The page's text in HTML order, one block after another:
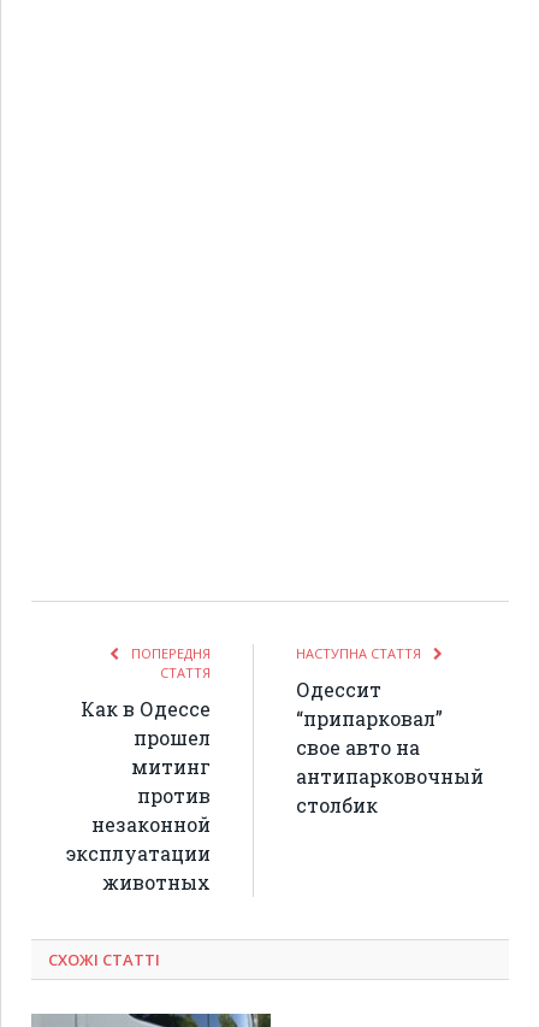
ПОПЕРЕДНЯ
СТАТТЯ
Как в Одессе
прошел
митинг
против
незаконной
эксплуатации
животных
НАСТУПНА СТАТТЯ
Одессит
“припарковал”
свое авто на
антипарковочный
столбик
СХОЖІ СТАТТІ